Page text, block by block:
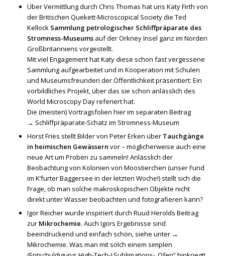
Über Vermittlung durch Chris Thomas hat uns Katy Firth von
der Britischen Quekett-Microscopical Society die Ted
Kellock Sammlung petrologischer Schliffpräparate des
Stromness-Museumsauf der Orkney Insel ganz im Norden
Großbritanniens vorgestellt.
Mit viel Engagement hat Katy diese schon fast vergessene
Sammlung aufgearbeitet und in Kooperation mit Schulen
und Museumsfreunden der Öffentlichkeit präsentiert: Ein
vorbildliches Projekt, über das sie schon anlässlich des
World Microscopy Day referiert hat.
Die (meisten) Vortragsfolien hier im separaten Beitrag
→ Schliffpräparate-Schatz im Stromness-Museum
Horst Fries stellt Bilder von Peter Erken über Tauchgänge
in heimischen Gewässern vor – möglicherweise auch eine
neue Art um Proben zu sammeln! Anlässlich der
Beobachtung von Kolonien von Moostierchen (unser Fund
im K’furter Baggersee in der letzten Woche!) stellt sich die
Frage, ob man solche makroskopischen Objekte nicht
direkt unter Wasser beobachten und fotografieren kann?
Igor Reicher wurde inspiriert durch Ruud Herolds Beitrag
zur Mikrochemie. Auch Igors Ergebnisse sind
beeindruckend und einfach schön, siehe unter →
Mikrochemie. Was man mit solch einem simplen